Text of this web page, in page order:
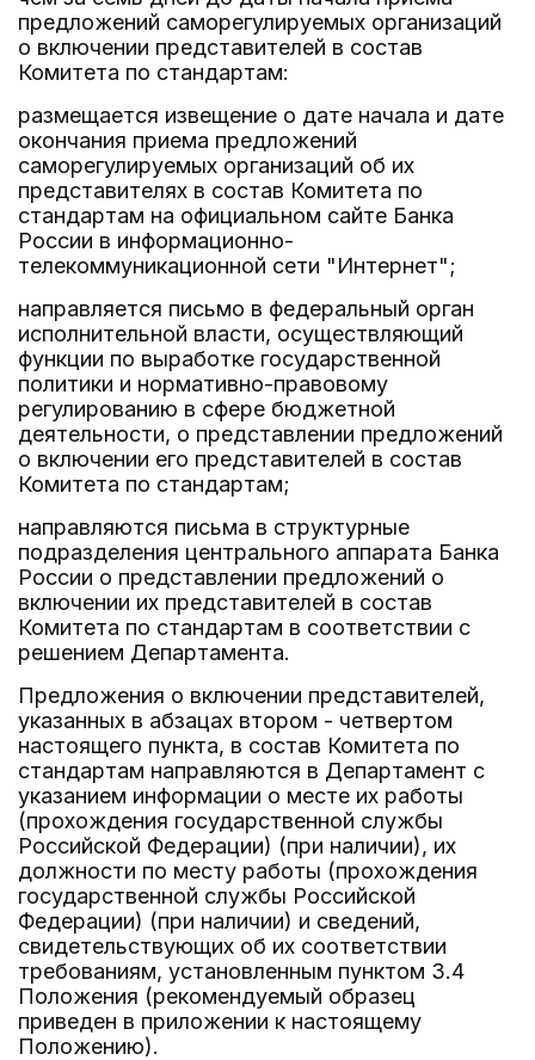
предложений саморегулируемых организаций
о включении представителей в состав
Комитета по стандартам:
размещается извещение о дате начала и дате
окончания приема предложений
саморегулируемых организаций об их
представителях в состав Комитета по
стандартам на официальном сайте Банка
России в информационно-
телекоммуникационной сети "Интернет";
направляется письмо в федеральный орган
исполнительной власти, осуществляющий
функции по выработке государственной
политики и нормативно-правовому
регулированию в сфере бюджетной
деятельности, о представлении предложений
о включении его представителей в состав
Комитета по стандартам;
направляются письма в структурные
подразделения центрального аппарата Банка
России о представлении предложений о
включении их представителей в состав
Комитета по стандартам в соответствии с
решением Департамента.
Предложения о включении представителей,
указанных в абзацах втором - четвертом
настоящего пункта, в состав Комитета по
стандартам направляются в Департамент с
указанием информации о месте их работы
(прохождения государственной службы
Российской Федерации) (при наличии), их
должности по месту работы (прохождения
государственной службы Российской
Федерации) (при наличии) и сведений,
свидетельствующих об их соответствии
требованиям, установленным пунктом 3.4
Положения (рекомендуемый образец
приведен в приложении к настоящему
Положению).